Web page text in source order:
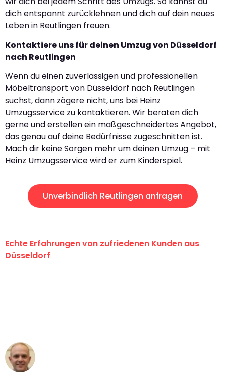
dich entspannt zurücklehnen und dich auf dein neues
Leben in Reutlingen freuen.
Kontaktiere uns für deinen Umzug von Düsseldorf
nach Reutlingen
Wenn du einen zuverlässigen und professionellen
Möbeltransport von Düsseldorf nach Reutlingen
suchst, dann zögere nicht, uns bei Heinz
Umzugsservice zu kontaktieren. Wir beraten dich
gerne und erstellen ein maßgeschneidertes Angebot,
das genau auf deine Bedürfnisse zugeschnitten ist.
Mach dir keine Sorgen mehr um deinen Umzug – mit
Heinz Umzugsservice wird er zum Kinderspiel.
Unverbindlich Reutlingen anfragen
Echte Erfahrungen von zufriedenen Kunden aus
Düsseldorf